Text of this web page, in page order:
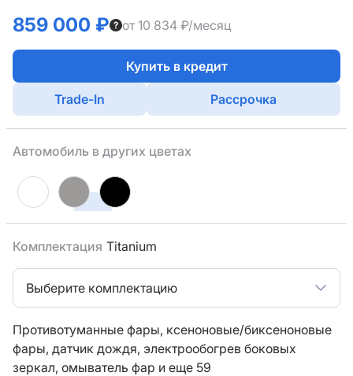
859 000 ₽ от 10 834 ₽/месяц
Купить в кредит
Trade-In Рассрочка
Автомобиль в других цветах
Комплектация Titanium
Выберите комплектацию
Противотуманные фары, ксеноновые/биксеноновые
фары, датчик дождя, электрообогрев боковых
зеркал, омыватель фар и еще 59